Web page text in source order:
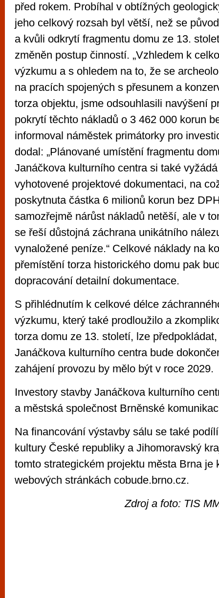
před rokem. Probíhal v obtížných
jeho celkový rozsah byl větší, než se
a kvůli odkrytí fragmentu domu ze 13.
změněn postup činností. „Vzhledem k
výzkumu a s ohledem na to, že se
na pracích spojených s přesunem a
torza objektu, jsme odsouhlasili navýšení
pokrytí těchto nákladů o 3 462 000 korun
informoval náměstek primátorky pro
dodal: „Plánované umístění fragmentu
Janáčkova kulturního centra si také
vyhotovené projektové dokumentaci, na
poskytnuta částka 6 milionů korun bez
samozřejmě nárůst nákladů netěší, ale v
se řeší důstojná záchrana unikátního
vynaložené peníze.“ Celkové náklady na
přemístění torza historického domu pak
dopracování detailní dokumentace.
S přihlédnutím k celkové délce
výzkumu, který také prodloužilo a
torza domu ze 13. století, lze
Janáčkova kulturního centra bude
zahájení provozu by mělo být v roce 2029.
Investory stavby Janáčkova kulturního
a městská společnost Brněnské
Na financování výstavby sálu se také
kultury České republiky a Jihomoravský
tomto strategickém projektu města Brna je
webových stránkách cobude.brno.cz.
Zdroj a foto: TIS